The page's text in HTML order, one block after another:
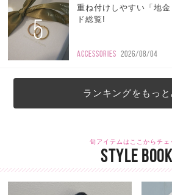
5
重ね付けしやすい「地
ド総覧!
ACCESSORIES 2026/08/04
ランキングをもっと
旬アイテムはここからチェ
STYLE BOOK